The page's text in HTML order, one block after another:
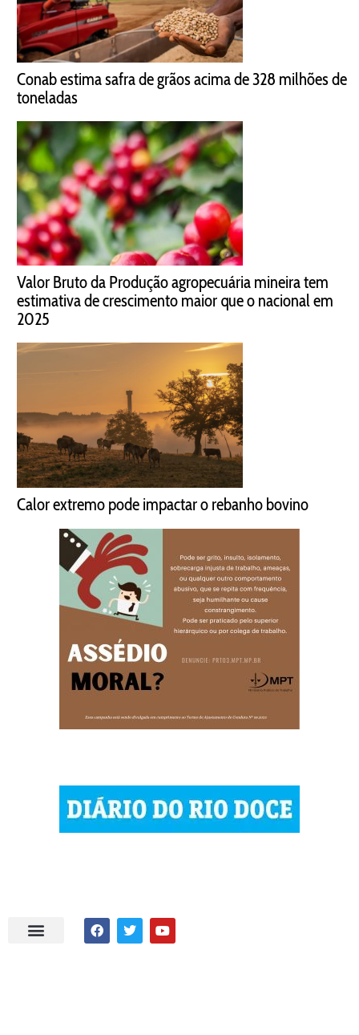
Conab estima safra de grãos acima de 328 milhões de
toneladas
Valor Bruto da Produção agropecuária mineira tem
estimativa de crescimento maior que o nacional em
2025
Calor extremo pode impactar o rebanho bovino